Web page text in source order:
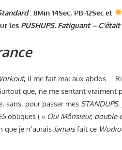
: 8Min 14Sec, PB-12Sec et
les PUSHUPS. Fatiguant –
, il me fait mal aux abdos …
que, ne me sentant vraiment
sans, pour passer mes STANDUPS,
obliques ( « Oui Mônsieur, double
que je n’aurais Jamaisfait ce